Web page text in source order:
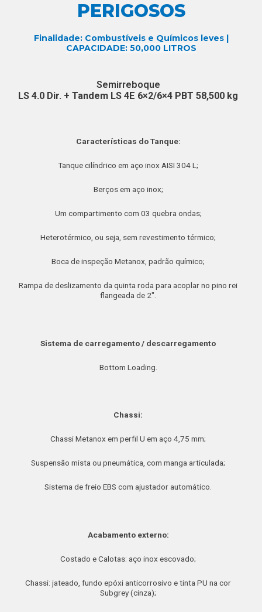
PERIGOSOS
Finalidade: Combustíveis e Químicos leves |
CAPACIDADE: 50,000 LITROS
Semirreboque
LS 4.0 Dir. + Tandem LS 4E 6×2/6×4 PBT 58,500 kg
Características do Tanque:
Tanque cilíndrico em aço inox AISI 304 L;
Berços em aço inox;
Um compartimento com 03 quebra ondas;
Heterotérmico, ou seja, sem revestimento térmico;
Boca de inspeção Metanox, padrão químico;
Rampa de deslizamento da quinta roda para acoplar no pino rei
flangeada de 2″.
Sistema de carregamento / descarregamento
Bottom Loading.
Chassi:
Chassi Metanox em perfil U em aço 4,75 mm;
Suspensão mista ou pneumática, com manga articulada;
Sistema de freio EBS com ajustador automático.
Acabamento externo:
Costado e Calotas: aço inox escovado;
Chassi: jateado, fundo epóxi anticorrosivo e tinta PU na cor
Subgrey (cinza);